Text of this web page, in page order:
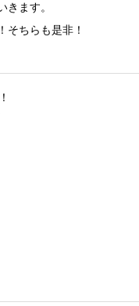
きます。
そちらも是非！